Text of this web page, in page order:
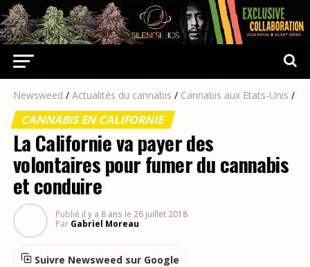
Newsweed / Actualités du cannabis / Cannabis aux Etats-Unis /
CANNABIS EN CALIFORNIE
La Californie va payer des
volontaires pour fumer du cannabis
et conduire
Publié il y a 8 ans le 26 juillet 2018
Par Gabriel Moreau
Suivre Newsweed sur Google